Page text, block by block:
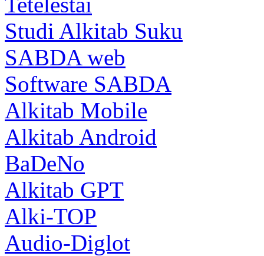
Studi Alkitab Suku
SABDA web
Software SABDA
Alkitab Mobile
Alkitab Android
BaDeNo
Alkitab GPT
Alki-TOP
Audio-Diglot